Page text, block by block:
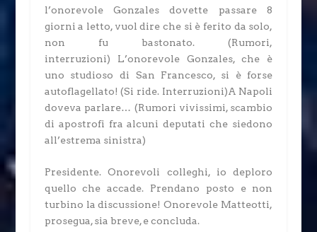
l’onorevole Gonzales dovette passare 8
giorni a letto, vuol dire che si è ferito da solo,
non fu bastonato.(Rumori,
interruzioni) L’onorevole Gonzales, che è
uno studioso di San Francesco, si è forse
autoflagellato!(Si ride. Interruzioni)A Napoli
doveva parlare… (Rumori vivissimi, scambio
di apostrofi fra alcuni deputati che siedono
all’estrema sinistra)
Presidente.Onorevoli colleghi, io deploro
quello che accade. Prendano posto e non
turbino la discussione! Onorevole Matteotti,
prosegua, sia breve, e concluda.